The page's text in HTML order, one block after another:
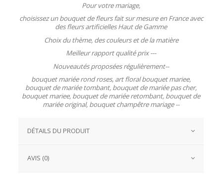
Pour votre mariage,
choisissez un bouquet de fleurs fait sur mesure en France avec
des fleurs artificielles Haut de Gamme
Choix du thème, des couleurs et de la matière
Meilleur rapport qualité prix ---
Nouveautés proposées régulièrement--
bouquet mariée rond roses, art floral bouquet mariee,
bouquet de mariée tombant, bouquet de mariée pas cher,
bouquet mariee, bouquet de mariée retombant, bouquet de
mariée original, bouquet champêtre mariage --
DÉTAILS DU PRODUIT
AVIS (0)